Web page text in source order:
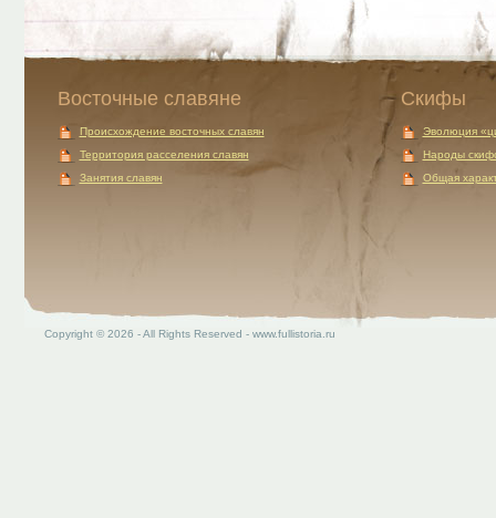
Восточные славяне
Происхождение восточных славян
Территория расселения славян
Занятия славян
Скифы
Эволюция
Народы
Общая
Copyright © 2026 - All Rights Reserved - www.fullistoria.ru